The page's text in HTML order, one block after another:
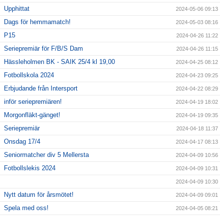
Upphittat 2024-05-06 09:13
Dags för hemmamatch! 2024-05-03 08:16
P15 2024-04-26 11:22
Seriepremiär för F/B/S Dam 2024-04-26 11:15
Hässleholmen BK - SAIK 25/4 kl 19,00 2024-04-25 08:12
Fotbollskola 2024 2024-04-23 09:25
Erbjudande från Intersport 2024-04-22 08:29
inför seriepremiären! 2024-04-19 18:02
Morgonfläkt-gänget! 2024-04-19 09:35
Seriepremiär 2024-04-18 11:37
Onsdag 17/4 2024-04-17 08:13
Seniormatcher div 5 Mellersta 2024-04-09 10:56
Fotbollslekis 2024 2024-04-09 10:31
2024-04-09 10:30
Nytt datum för årsmötet! 2024-04-09 09:01
Spela med oss! 2024-04-05 08:21